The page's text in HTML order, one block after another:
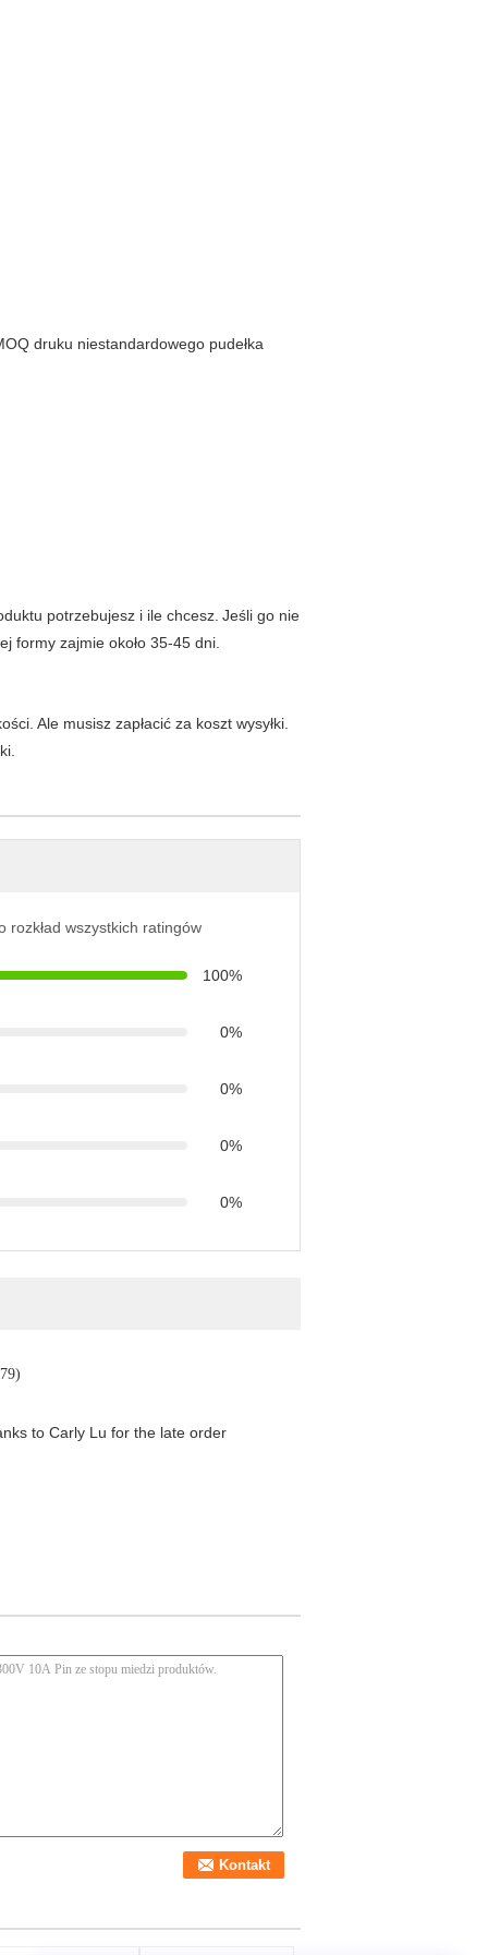
druku niestandardowego pudełka
potrzebujesz i ile chcesz. Jeśli go nie
formy zajmie około 35-45 dni.
Ale musisz zapłacić za koszt wysyłki.
rozkład wszystkich ratingów
100%
0%
0%
0%
0%
to Carly Lu for the late order